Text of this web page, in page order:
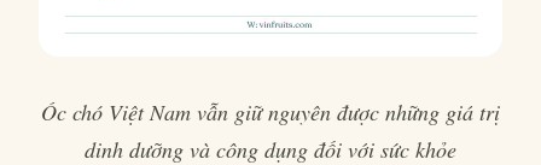
Óc chó Việt Nam vẫn giữ nguyên được những giá trị
dinh dưỡng và công dụng đối với sức khỏe